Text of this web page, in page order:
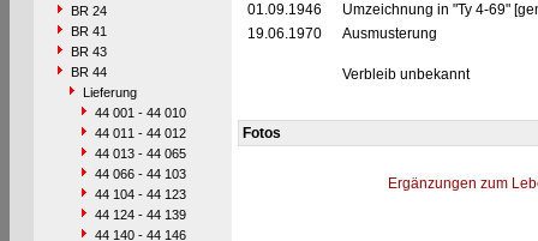
BR 24
BR 41
BR 43
BR 44
Lieferung
44 001 - 44 010
44 011 - 44 012
44 013 - 44 065
44 066 - 44 103
44 104 - 44 123
44 124 - 44 139
44 140 - 44 146
01.09.1946
Umzeichnung in "Ty 4-69"
19.06.1970
Ausmusterung
Verbleib unbekannt
Fotos
Ergänzungen zum